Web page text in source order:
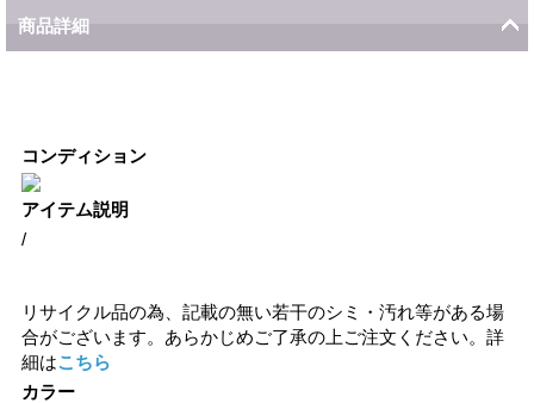
商品詳細
コンディション
アイテム説明
/
リサイクル品の為、記載の無い若干のシミ・汚れ等がある場
合がございます。あらかじめご了承の上ご注文ください。詳
細はこちら
カラー